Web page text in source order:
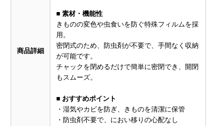
商品詳細
■ 素材・機能性
きものの変色や虫食いを防ぐ特殊フィルムを採
用。
密閉式のため、防虫剤が不要で、手間なく収納
が可能です。
チャックを閉めるだけで簡単に密閉でき、開閉
もスムーズ。
■ おすすめポイント
・湿気やカビを防ぎ、きものを清潔に保管
・防虫剤不要で、におい移りの心配なし